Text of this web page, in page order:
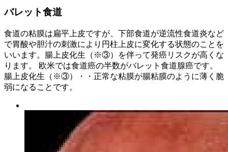
バレット食道
食道の粘膜は扁平上皮ですが、下部食道が逆流性食道炎など
で胃酸や胆汁の刺激により円柱上皮に変化する状態のことを
いいます。腸上皮化生（※③）を伴って発癌リスクが高くな
ります。 欧米では食道癌の半数がバレット食道腺癌です。
腸上皮化生（※③）・・正常な粘膜が腸粘膜のように薄く脆
弱になることです。